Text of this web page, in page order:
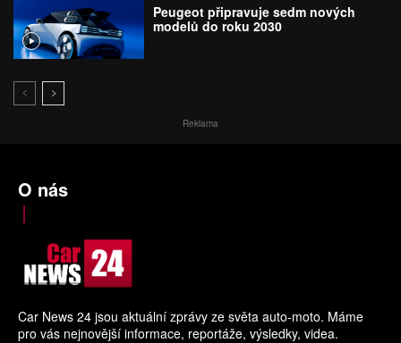
Peugeot připravuje sedm nových
modelů do roku 2030
Reklama
O nás
Car News 24 jsou aktuální zprávy ze světa auto-moto. Máme
pro vás nejnovější informace, reportáže, výsledky, videa.